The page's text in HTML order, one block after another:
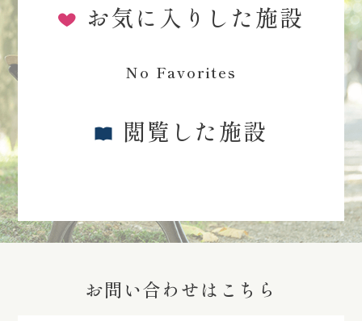
お気に入りした施設
No Favorites
閲覧した施設
お問い合わせはこちら